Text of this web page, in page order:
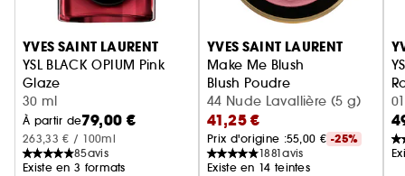
Ignorer le carrousel produits
YVES SAINT LAURENT
YSL BLACK OPIUM Pink
Glaze
Eau de Parfum femme ambrée florale & note de fraise
30 ml
À partir de79,00 €
263,33 € / 100ml
85avis
Existe en 3 formats
YVES SAINT LAURENT
Make Me Blush
Blush Poudre
44 Nude Lavallière (5 g)
41,25 €
Prix d'origine :55,00 € -25%
1881avis
Existe en 14 teintes